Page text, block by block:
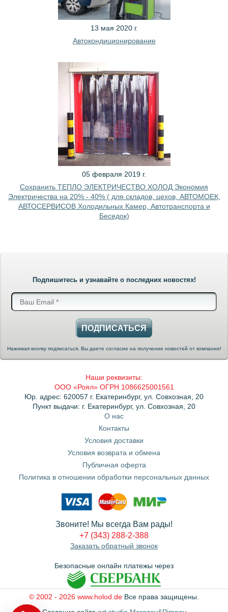
13 мая 2020 г.
Автокондиционирование
05 февраля 2019 г.
Сохранить ТЕПЛО ЭЛЕКТРИЧЕСТВО ХОЛОД Экономия
Электричества на 20% - 40% ( для складов, цехов, АВТОМОЕК,
АВТОСЕРВИСОВ Холодильных Камер, Автотранспорта и
Беседок)
Подпишитесь и узнавайте о последних новостях!
ПОДПИСАТЬСЯ
Нажимая кнопку подписаться, Вы даете согласие на получение новостей от компании!
Наши реквизиты:
ООО «Роял» ОГРН 1086625001561
Юр. адрес: 620057 г. Екатеринбург, ул. Совхозная, 20
Пункт выдачи: г. Екатеринбург, ул. Совхозная, 20
О нас
Контакты
Условия доставки
Условия возврата и обмена
Публичная оферта
Политика в отношении обработки персональных данных
Звоните! Мы всегда Вам рады!
+7 (343) 288-2-388
Заказать обратный звонок
Безопасные онлайн платежы через
© 2002 - 2026 www.holod.de Все права защищены.